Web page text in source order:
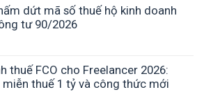
dứt mã số thuế hộ kinh doanh
tư 90/2026
thuế FCO cho Freelancer 2026:
thuế 1 tỷ và công thức mới